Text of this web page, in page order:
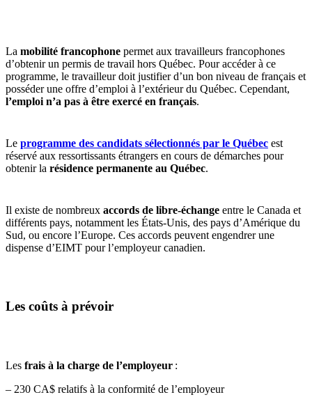
La mobilité francophone permet aux travailleurs francophones
d’obtenir un permis de travail hors Québec. Pour accéder à ce
programme, le travailleur doit justifier d’un bon niveau de français et
posséder une offre d’emploi à l’extérieur du Québec. Cependant,
l’emploi n’a pas à être exercé en français.
Le programme des candidats sélectionnés par le Québec est
réservé aux ressortissants étrangers en cours de démarches pour
obtenir la résidence permanente au Québec.
Il existe de nombreux accords de libre-échange entre le Canada et
différents pays, notamment les États-Unis, des pays d’Amérique du
Sud, ou encore l’Europe. Ces accords peuvent engendrer une
dispense d’EIMT pour l’employeur canadien.
Les coûts à prévoir
Les frais à la charge de l’employeur :
– 230 CA$ relatifs à la conformité de l’employeur